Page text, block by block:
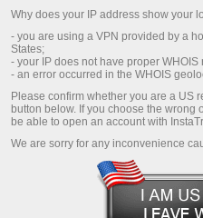
Fresh analysis
Top analysis articles
Why does your IP address show your
- you are using a VPN provided by a
States;
- your IP does not have proper WHOIS
- an error occurred in the WHOIS
Please confirm whether you are a US
button below. If you choose the
be able to open an account with
We are sorry for any inconvenience